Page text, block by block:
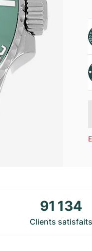
91 134
Clients satisfaits